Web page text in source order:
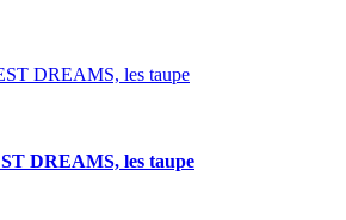
DREAMS, les taupe